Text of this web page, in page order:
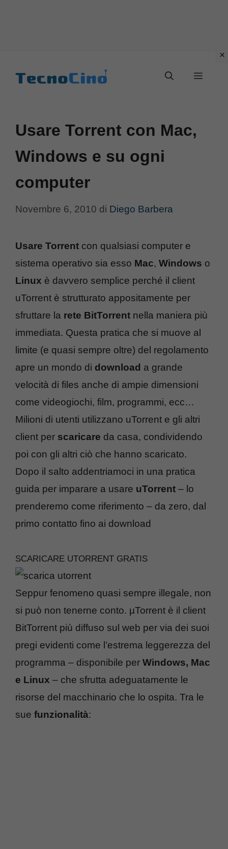
Menu
Usare Torrent con Mac,
Windows e su ogni
computer
Novembre 6, 2010 di Diego Barbera
Usare Torrent con qualsiasi computer e
sistema operativo sia esso Mac, Windows o
Linux è davvero semplice perché il client
uTorrent è strutturato appositamente per
sfruttare la rete BitTorrent nella maniera più
immediata. Questa pratica che si muove al
limite (e quasi sempre oltre) del regolamento
apre un mondo di download a grande
velocità di files anche di ampie dimensioni
come videogiochi, film, programmi, ecc…
Milioni di utenti utilizzano uTorrent e gli altri
client per scaricare da casa, condividendo
poi con gli altri ciò che hanno scaricato.
Dopo il salto addentriamoci in una pratica
guida per imparare a usare uTorrent – lo
prenderemo come riferimento – da zero, dal
primo contatto fino ai download
SCARICARE UTORRENT GRATIS
Seppur fenomeno quasi sempre illegale, non
si può non tenerne conto. µTorrent è il client
BitTorrent più diffuso sul web per via dei suoi
pregi evidenti come l’estrema leggerezza del
programma – disponibile per Windows, Mac
e Linux – che sfrutta adeguatamente le
risorse del macchinario che lo ospita. Tra le
sue funzionalità: